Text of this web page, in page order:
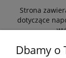
Strona
dotyczące
*Zapisując się
Dbamy o